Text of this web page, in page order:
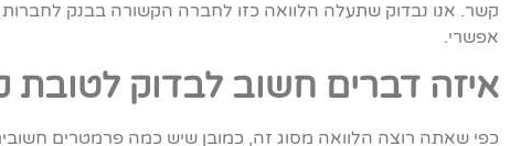
קשר. אנו נבדוק שתעלה הלוואה כזו לחברה הקשורה בבנק לחברות
אפשרי.
איזה דברים חשוב לבדוק לטובת
כפי שאתה רוצה הלוואה מסוג זה, כמובן שיש כמה פרמטרים